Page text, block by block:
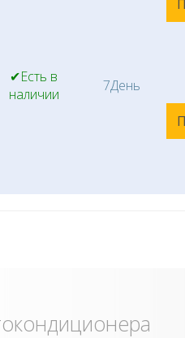
✔Есть в
наличии
7День